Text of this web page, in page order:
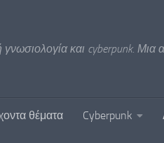
γνωσιολογία και cyberpunk.
θέματα Cyberpunk